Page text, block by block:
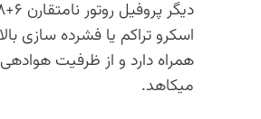
اسکرو تراکم یا فشرده سازی
همراه دارد و از ظرفیت
میکاهد.